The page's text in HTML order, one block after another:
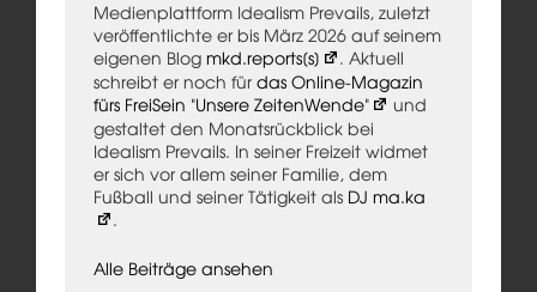
Medienplattform Idealism Prevails, zuletzt
veröffentlichte er bis März 2026 auf seinem
eigenen Blog mkd.reports[s]
. Aktuell
schreibt er noch für das Online-Magazin
fürs FreiSein "Unsere ZeitenWende"
und
gestaltet den Monatsrückblick bei
Idealism Prevails. In seiner Freizeit widmet
er sich vor allem seiner Familie, dem
Fußball und seiner Tätigkeit als DJ ma.ka
.
Alle Beiträge ansehen